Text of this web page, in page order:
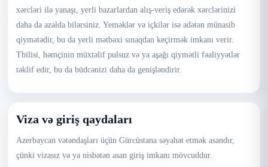
xərcləri ilə yanaşı, yerli bazarlardan alış-veriş edərək xərclərinizi
daha da azalda bilərsiniz. Yeməklər və içkilər isə adətən münasib
qiymətədir, bu da yerli mətbəxi sınaqdan keçirmək imkanı verir.
Tbilisi, həmçinin müxtəlif pulsuz və ya aşağı qiymətli fəaliyyətlər
təklif edir, bu da büdcənizi daha da genişləndirir.
Viza və giriş qaydaları
Azerbaycan vətəndaşları üçün Gürcüstana səyahət etmək asandır,
çünki vizasız və ya nisbətən asan giriş imkanı mövcuddur.